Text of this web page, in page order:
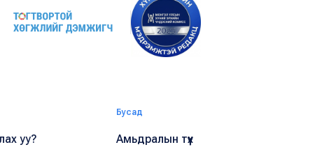
уу?
Бусад
Амьдралын түүх